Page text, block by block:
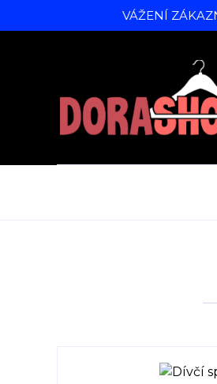
VÁŽENÍ